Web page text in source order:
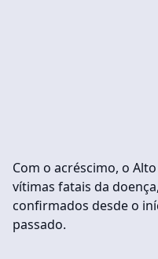
Com o acréscimo, o
vítimas fatais da
confirmados desde o
passado.